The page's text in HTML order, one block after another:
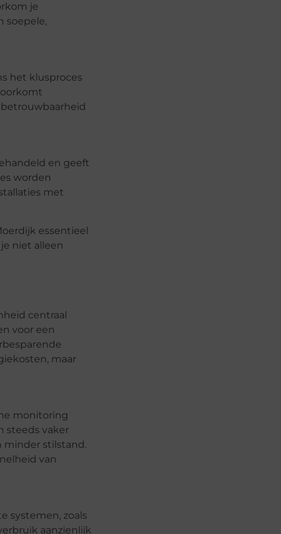
je
soepele,
het klusproces
en geeft
worden
met
essentieel
niet alleen
centraal
voor een
maar
monitoring
steeds vaker
minder stilstand.
van
systemen, zoals
aanzienlijk